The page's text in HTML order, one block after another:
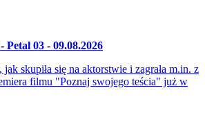
03 - 09.08.2026
skupiła się na aktorstwie i zagrała m.in. z
filmu "Poznaj swojego teścia" już w